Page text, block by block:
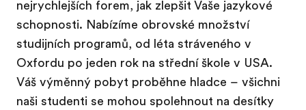
nejrychlejších forem, jak zlepšit Vaše jazykové
schopnosti. Nabízíme obrovské množství
studijních programů, od léta stráveného v
Oxfordu po jeden rok na střední škole v USA.
Váš výměnný pobyt proběhne hladce – všichni
naši studenti se mohou spolehnout na desítky